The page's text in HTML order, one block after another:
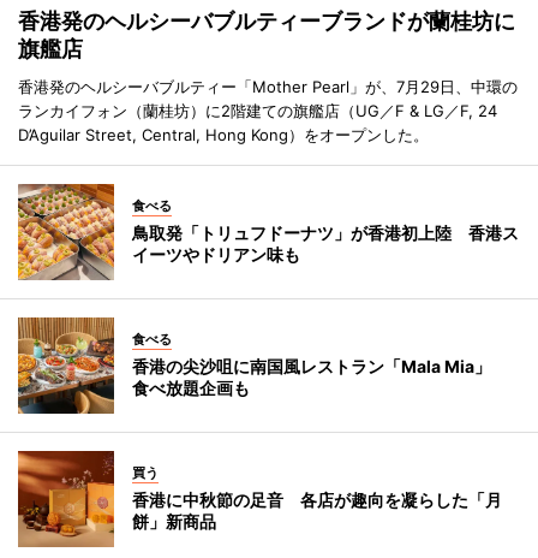
香港発のヘルシーバブルティーブランドが蘭桂坊に
旗艦店
香港発のヘルシーバブルティー「Mother Pearl」が、7月29日、中環の
ランカイフォン（蘭桂坊）に2階建ての旗艦店（UG／F & LG／F, 24
D’Aguilar Street, Central, Hong Kong）をオープンした。
食べる
鳥取発「トリュフドーナツ」が香港初上陸 香港ス
イーツやドリアン味も
食べる
香港の尖沙咀に南国風レストラン「Mala Mia」
食べ放題企画も
買う
香港に中秋節の足音 各店が趣向を凝らした「月
餅」新商品